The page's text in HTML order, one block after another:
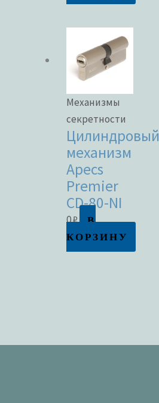
Механизмы
секретности
Цилиндровый
механизм
Apecs
Premier
CD-80-NI
0₽
В
КОРЗИНУ